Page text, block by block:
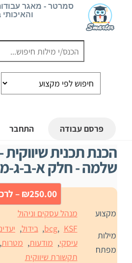
סמרטר - מאגר
פרסם עבודה התחבר
הכנת תכנית
שלמה - חלק א-ב-ג-
₪250.00 – לרכישה והורדה מיידית
מקצוע
מנהל עסקים וניהול
מילות
מפתח
bcg, KSF
,בידול,
עיסקי, מודעות, מטרות,
תקשורת שיווקית